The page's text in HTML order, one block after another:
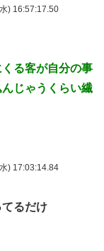
) 16:57:17.50
る客が自分の事
じゃうくらい繊
) 17:03:14.84
るだけ